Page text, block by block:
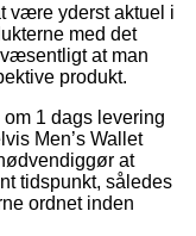
være yderst aktuel i
med det
at man
produkt.
1 dags levering
Men’s Wallet
at
tidspunkt, således
ordnet inden